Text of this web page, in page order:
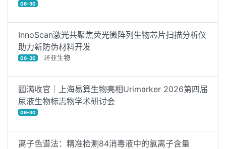
06-30
InnoScan激光共聚焦荧光微阵列生物芯片扫描分析仪
助力新防伪材料开发
06-30 环亚生物
圆满收官｜上海易算生物亮相Urimarker 2026第四届
尿液生物标志物学术研讨会
06-30
离子色谱法：精准检测84消毒液中的氯离子含量